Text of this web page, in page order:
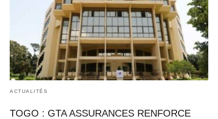
ACTUALITÉS
TOGO : GTA ASSURANCES RENFORCE